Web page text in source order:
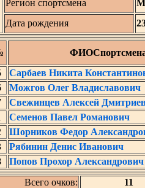
Регион спортсмена
Дата рождения
Сарбаев Никита
Можгов Олег Владиславович
Свежинцев Алексей
Семенов Павел Романович
Шорников Федор
Рябинин Денис Иванович
Попов Прохор Александрович
Всего очков:
11